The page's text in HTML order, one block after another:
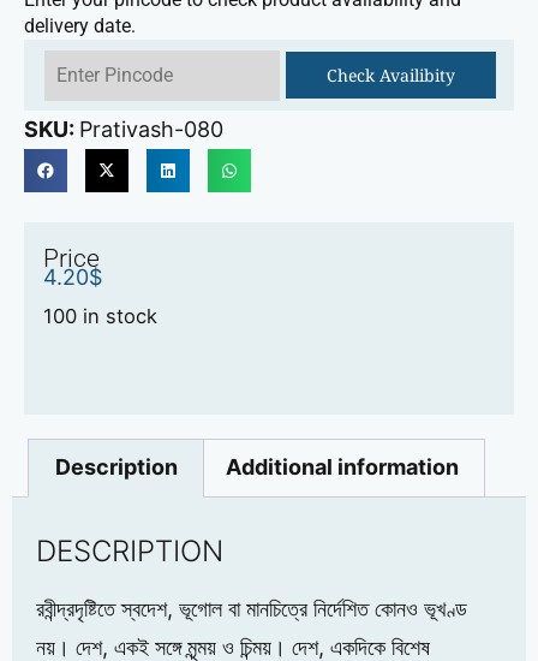
delivery date.
Check Availibity
SKU: Prativash-080
Price
4.20$
100 in stock
Description Additional information
DESCRIPTION
রবীন্দ্রদৃষ্টিতে স্বদেশ, ভূগোল বা মানচিত্রে নির্দেশিত কোনও ভূখণ্ড
নয়। দেশ, একই সঙ্গে মৃন্ময় ও চিন্ময়। দেশ, একদিকে বিশেষ